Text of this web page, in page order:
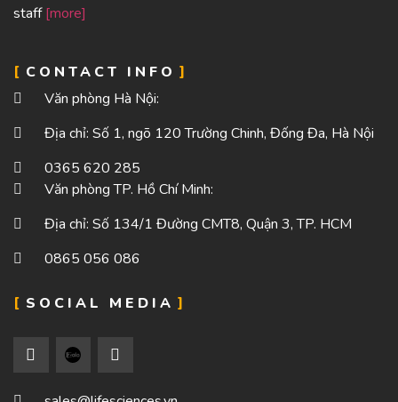
staff[more]
CONTACT INFO
Văn phòng Hà Nội:
Địa chỉ: Số 1, ngõ 120 Trường Chinh, Đống Đa, Hà Nội
0365 620 285
Văn phòng TP. Hồ Chí Minh:
Địa chỉ: Số 134/1 Đường CMT8, Quận 3, TP. HCM
0865 056 086
SOCIAL MEDIA